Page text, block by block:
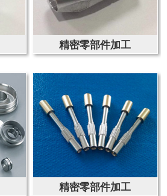
精密零部件加工
精密零部件加工